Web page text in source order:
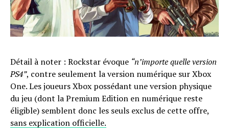
Détail à noter : Rockstar évoque “n’importe quelle version
PS4”, contre seulement la version numérique sur Xbox
One. Les joueurs Xbox possédant une version physique
du jeu (dont la Premium Edition en numérique reste
éligible) semblent donc les seuls exclus de cette offre,
sans explication officielle.